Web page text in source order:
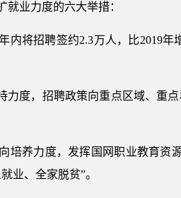
就业力度的六大举措：
内将招聘签约2.3万人，比2019
力度，招聘政策向重点区域、重
培养力度，发挥国网职业教育资
业、全家脱贫”。